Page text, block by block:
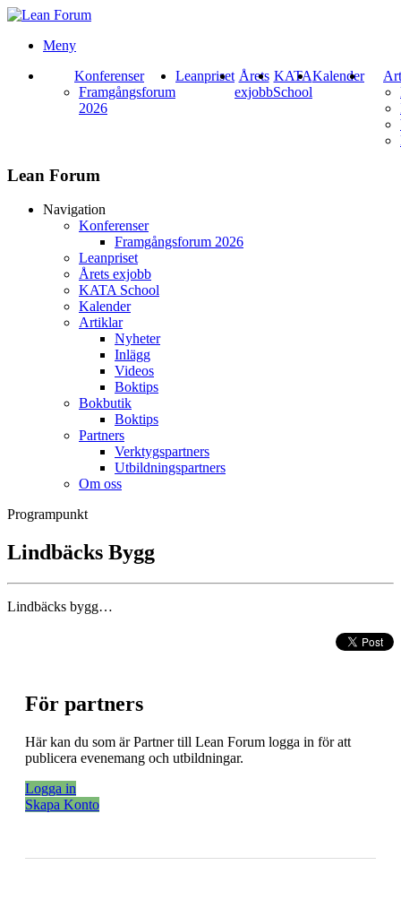
Meny
Konferenser
Framgångsforum
2026
Leanpriset Årets
exjobb
KATA
School
Kalender
Lean Forum
Navigation
Konferenser
Framgångsforum 2026
Leanpriset
Årets exjobb
KATA School
Kalender
Artiklar
Nyheter
Inlägg
Videos
Boktips
Bokbutik
Boktips
Partners
Verktygspartners
Utbildningspartners
Om oss
Programpunkt
Lindbäcks Bygg
Lindbäcks bygg…
För partners
Här kan du som är Partner till Lean Forum logga in för att
publicera evenemang och utbildningar.
Logga in
Skapa Konto